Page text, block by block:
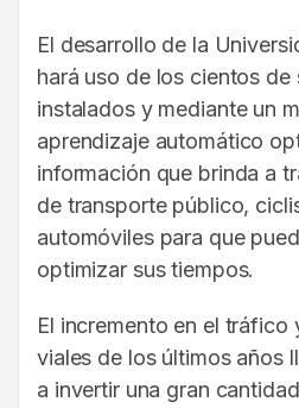
El desarrollo de la
hará uso de los cientos de
instalados y mediante un
aprendizaje automático
información que brinda a
de transporte público,
automóviles para que
optimizar sus tiempos.
El incremento en el tráfico
viales de los últimos años
a invertir una gran